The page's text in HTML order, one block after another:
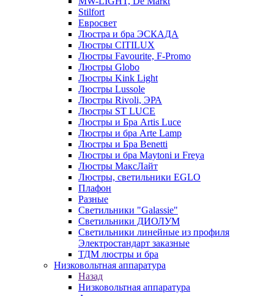
Stilfort
Евросвет
Люстра и бра ЭСКАДА
Люстры CITILUX
Люстры Favourite, F-Promo
Люстры Globo
Люстры Kink Light
Люстры Lussole
Люстры Rivoli, ЭРА
Люстры ST LUCE
Люстры и Бра Artis Luce
Люстры и бра Arte Lamp
Люстры и Бра Benetti
Люстры и бра Maytoni и Freya
Люстры МаксЛайт
Люстры, светильники EGLO
Плафон
Разные
Светильники "Galassie"
Светильники ДИОЛУМ
Светильники линейные из профиля
Электростандарт заказные
ТДМ люстры и бра
Низковольтная аппаратура
Назад
Низковольтная аппаратура